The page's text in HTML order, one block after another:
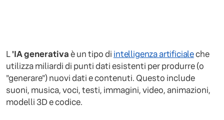
L'IA generativaè un tipo di intelligenza artificialeche
utilizza miliardi di punti dati esistenti per produrre (o
"generare") nuovi dati e contenuti. Questo include
suoni, musica, voci, testi, immagini, video, animazioni,
modelli 3D e codice.